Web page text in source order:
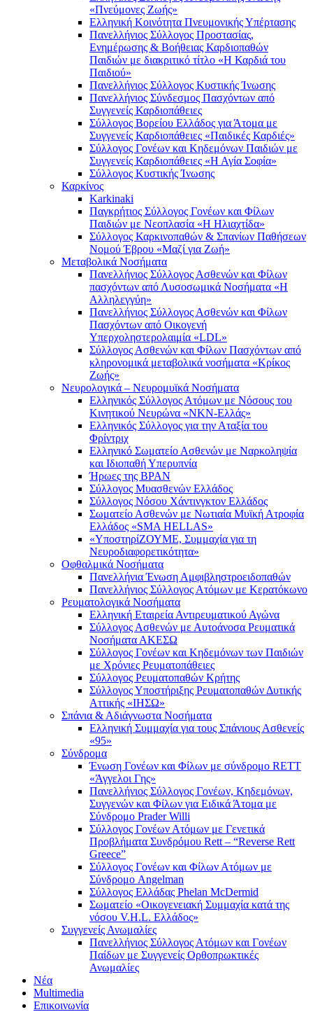
«Πνεύμονες Ζωής»
Ελληνική Κοινότητα Πνευμονικής Υπέρτασης
Πανελλήνιος Σύλλογος Προστασίας,
Ενημέρωσης & Βοήθειας Καρδιοπαθών
Παιδιών με διακριτικό τίτλο «Η Καρδιά του
Παιδιού»
Πανελλήνιος Σύλλογος Κυστικής Ίνωσης
Πανελλήνιος Σύνδεσμος Πασχόντων από
Συγγενείς Καρδιοπάθειες
Σύλλογος Βορείου Ελλάδος για Άτομα με
Συγγενείς Καρδιοπάθειες «Παιδικές Καρδιές»
Σύλλογος Γονέων και Κηδεμόνων Παιδιών με
Συγγενείς Καρδιοπάθειες «Η Αγία Σοφία»
Σύλλογος Κυστικής Ίνωσης
Καρκίνος
Karkinaki
Παγκρήτιος Σύλλογος Γονέων και Φίλων
Παιδιών με Νεοπλασία «Η Ηλιαχτίδα»
Σύλλογος Καρκινοπαθών & Σπανίων Παθήσεων
Νομού Έβρου «Μαζί για Ζωή»
Μεταβολικά Νοσήματα
Πανελλήνιος Σύλλογος Ασθενών και Φίλων
πασχόντων από Λυσοσωμικά Νοσήματα «Η
Αλληλεγγύη»
Πανελλήνιος Σύλλογος Ασθενών και Φίλων
Πασχόντων από Οικογενή
Υπερχοληστερολαιμία «LDL»
Σύλλογος Ασθενών και Φίλων Πασχόντων από
κληρονομικά μεταβολικά νοσήματα «Κρίκος
Ζωής»
Νευρολογικά – Νευρομυϊκά Νοσήματα
Ελληνικός Σύλλογος Ατόμων με Νόσους του
Κινητικού Νευρώνα «ΝΚΝ-Ελλάς»
Ελληνικός Σύλλογος για την Αταξία του
Φρίντριχ
Ελληνικό Σωματείο Ασθενών με Ναρκοληψία
και Ιδιοπαθή Υπερυπνία
Ήρωες της BPAN
Σύλλογος Μυασθενών Ελλάδος
Σύλλογος Νόσου Χάντινγκτον Ελλάδος
Σωματείο Ασθενών με Νωτιαία Μυϊκή Ατροφία
Ελλάδος «SMA HELLAS»
«ΥποστηρίΖΟΥΜΕ, Συμμαχία για τη
Νευροδιαφορετικότητα»
Οφθαλμικά Νοσήματα
Πανελλήνια Ένωση Αμφιβληστροειδοπαθών
Πανελλήνιος Σύλλογος Ατόμων με Κερατόκωνο
Ρευματολογικά Νοσήματα
Ελληνική Εταιρεία Αντιρευματικού Αγώνα
Σύλλογος Ασθενών με Αυτοάνοσα Ρευματικά
Νοσήματα ΑΚΕΣΩ
Σύλλογος Γονέων και Κηδεμόνων των Παιδιών
με Χρόνιες Ρευματοπάθειες
Σύλλογος Ρευματοπαθών Κρήτης
Σύλλογος Υποστήριξης Ρευματοπαθών Δυτικής
Αττικής «ΙΗΣΩ»
Σπάνια & Αδιάγνωστα Νοσήματα
Ελληνική Συμμαχία για τους Σπάνιους Ασθενείς
«95»
Σύνδρομα
Ένωση Γονέων και Φίλων με σύνδρομο RETT
«Άγγελοι Γης»
Πανελλήνιος Σύλλογος Γονέων, Κηδεμόνων,
Συγγενών και Φίλων για Ειδικά Άτομα με
Σύνδρομο Prader Willi
Σύλλογος Γονέων Ατόμων με Γενετικά
Προβλήματα Συνδρόμου Rett – “Reverse Rett
Greece”
Σύλλογος Γονέων και Φίλων Ατόμων με
Σύνδρομο Angelman
Σύλλογος Ελλάδας Phelan McDermid
Σωματείο «Οικογενειακή Συμμαχία κατά της
νόσου V.H.L. Ελλάδος»
Συγγενείς Ανωμαλίες
Πανελλήνιος Σύλλογος Ατόμων και Γονέων
Παίδων με Συγγενείς Ορθοπρωκτικές
Ανωμαλίες
Νέα
Multimedia
Επικοινωνία